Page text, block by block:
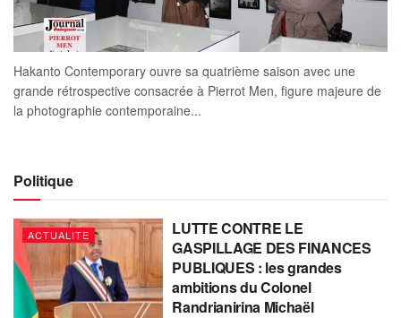
Hakanto Contemporary ouvre sa quatrième saison avec une
grande rétrospective consacrée à Pierrot Men, figure majeure de
la photographie contemporaine...
Politique
ACTUALITE
LUTTE CONTRE LE
GASPILLAGE DES FINANCES
PUBLIQUES : les grandes
ambitions du Colonel
Randrianirina Michaël